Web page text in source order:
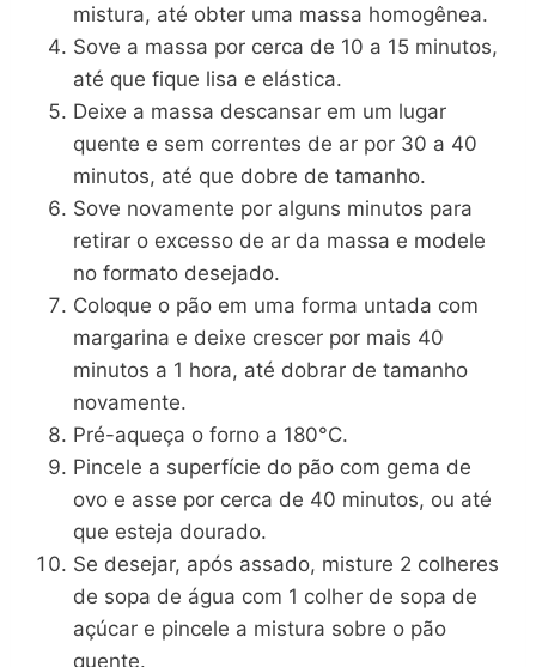
mistura, até obter uma massa homogênea.
Sove a massa por cerca de 10 a 15 minutos,
até que fique lisa e elástica.
Deixe a massa descansar em um lugar
quente e sem correntes de ar por 30 a 40
minutos, até que dobre de tamanho.
Sove novamente por alguns minutos para
retirar o excesso de ar da massa e modele
no formato desejado.
Coloque o pão em uma forma untada com
margarina e deixe crescer por mais 40
minutos a 1 hora, até dobrar de tamanho
novamente.
Pré-aqueça o forno a 180°C.
Pincele a superfície do pão com gema de
ovo e asse por cerca de 40 minutos, ou até
que esteja dourado.
Se desejar, após assado, misture 2 colheres
de sopa de água com 1 colher de sopa de
açúcar e pincele a mistura sobre o pão
quente.